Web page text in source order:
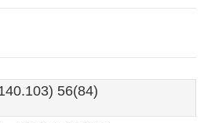
56(84)